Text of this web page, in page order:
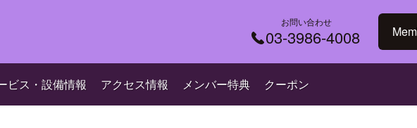
お問い合わせ
03-3986-4008
ビス・設備情報 アクセス情報 メンバー特典 クーポン